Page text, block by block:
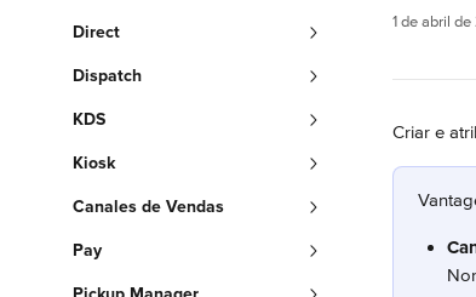
Direct
Dispatch
KDS
Kiosk
Canales de Vendas
Pay
1 de abril
Criar e